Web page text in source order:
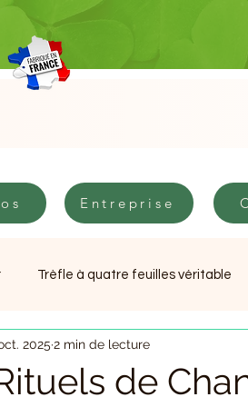
Entreprise
Entreprise
Trèfle à quatre feuilles véritable
Livre réconfortant Tu n'es pas seul
de
2025 2 min de lecture